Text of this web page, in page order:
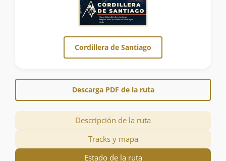
Cordillera de Santiago
Descarga PDF de la ruta
Descripción de la ruta
Tracks y mapa
Estado de la ruta